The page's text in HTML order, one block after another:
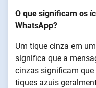
O que significam os
WhatsApp?
Um tique cinza em
significa que a
cinzas significam
tiques azuis